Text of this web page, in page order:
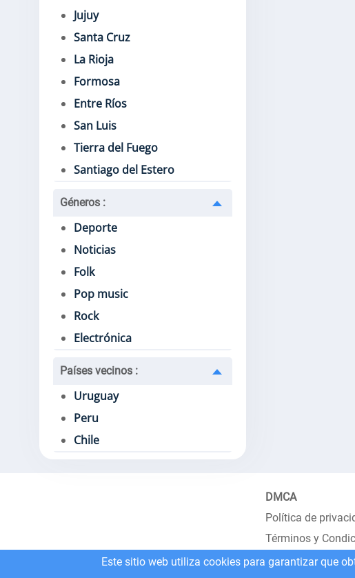
Jujuy
Santa Cruz
La Rioja
Formosa
Entre Ríos
San Luis
Tierra del Fuego
Santiago del Estero
Géneros :
Deporte
Noticias
Folk
Pop music
Rock
Electrónica
Países vecinos :
Uruguay
Peru
Chile
DMCA
Política de
Términos y
Este sitio web utiliza cookies para garantizar que